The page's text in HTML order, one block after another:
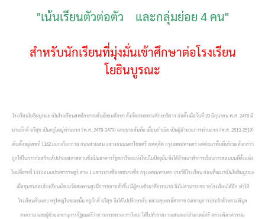
"เน้นเรียนตัวต่อตัว และกลุ่มย่อย 4 คน"
สำหรับนักเรียนที่มุ่งมั่นเข้าศึกษาต่อโรงเรียน
โยธินบูรณะ
โรงเรียนโยธินบูรณะ เป็นโรงเรียนสหศึกษาระดับมัธยมศึกษา สังกัดกระทรวงศึกษาธิการ ก่อตั้งเมื่อวันที่ 20 มิถุนายน พ.ศ. 2478 มี
นายภักดิ์ ฉวีสุข เป็นครูใหญ่ท่านแรก (พ.ศ. 2478-2479) และนายสันทัด เมี้ยนกำเนิด เป็นผู้อำนวยการท่านแรก (พ.ศ. 2513-2519)
เดิมตั้งอยู่เลขที่ 1162 แยกเกียกกาย ถนนสามเสน แขวงถนนนครไชยศรี เขตดุสิต กรุงเทพมหานคร แต่ต่อมาพื้นที่บริเวณดังกล่าว
ถูกใช้ในการก่อสร้างสัปปายะสภาสถานซึ่งเป็นอาคารรัฐสภาไทยแห่งใหม่ในปัจจุบัน จึงได้ย้ายมาทำการเรียนการสอนบนที่ตั้งแห่ง
ใหม่ที่เลขที่ 1313 ถนนประชาราษฎร์ สาย 1 แขวงบางซื่อ เขตบางซื่อ กรุงเทพมหานคร ประวัติโรงเรียน ก่อนที่จะมาเป็นโยธินบูรณะ
เมื่อชุมชนรอบโรงเรียนมัธยมวัดสะพานสูงมีการขยายตัวขึ้น มีผู้คนเข้ามาศึกษามาก จึงไม่สามารถขยายโรงเรียนได้อีก ทำให้
โรงเรียนคับแคบ ครูใหญ่ในขณะนั้น ครูภักดิ์ ฉวีสุข จึงได้ไปปรึกษากับ หลวงสุนทรอัศวราช (เลขานุการประจำตัวหลวงพิบูล
สงคราม และผู้ช่วยเลขานุการรัฐมนตรีว่าการกระทรวงกลาโหม) ให้ไปทำรายงานเสนอแก่อำมาตย์ตรี หลวงพิลาศวรรณ